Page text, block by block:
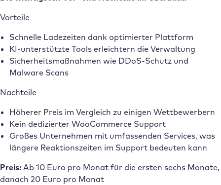
Vorteile
Schnelle Ladezeiten dank optimierter Plattform
KI-unterstützte Tools erleichtern die Verwaltung
Sicherheitsmaßnahmen wie DDoS-Schutz und
Malware Scans
Nachteile
Höherer Preis im Vergleich zu einigen Wettbewerbern
Kein dedizierter WooCommerce Support
Großes Unternehmen mit umfassenden Services, was
längere Reaktionszeiten im Support bedeuten kann
Preis: Ab 10 Euro pro Monat für die ersten sechs Monate,
danach 20 Euro pro Monat